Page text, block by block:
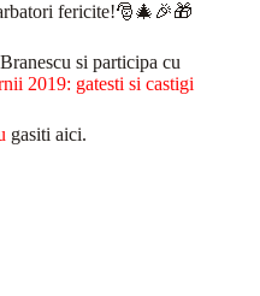
fericite!🎅🎄🎉🎁
si participa cu
2019: gatesti si castigi
gasiti aici.